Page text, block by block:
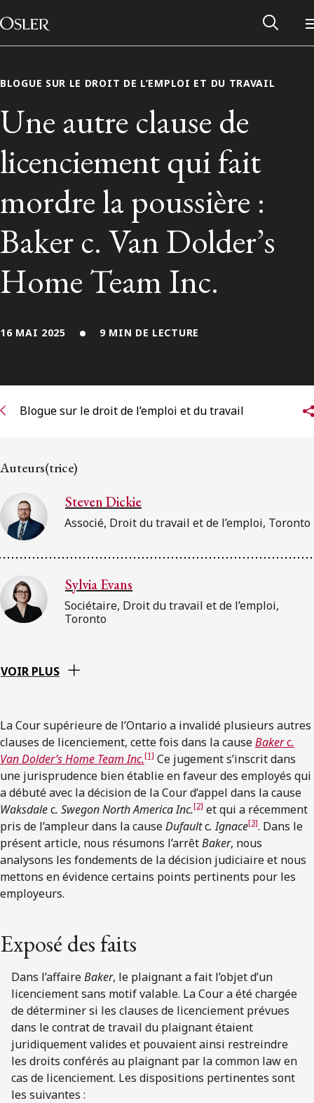
Passer au contenu
Main Navigation
Contactez-nous
S’abonner
BLOGUE SUR LE DROIT DE L’EMPLOI ET DU TRAVAIL
Une autre clause de
licenciement qui fait
mordre la poussière :
Baker c. Van Dolder’s
Home Team Inc.
16 MAI 2025 9 MIN DE LECTURE
Blogue sur le droit de l’emploi et du travail
Auteurs(trice)
Steven Dickie
Associé, Droit du travail et de l’emploi, Toronto
Sylvia Evans
Sociétaire, Droit du travail et de l’emploi,
Toronto
VOIR PLUS
La Cour supérieure de l’Ontario a invalidé plusieurs autres
clauses de licenciement, cette fois dans la causeBakerc.
Van Dolder’s Home Team Inc.[1] Ce jugement s’inscrit dans
une jurisprudence bien établie en faveur des employés qui
a débuté avec la décision de la Cour d’appel dans la cause
Waksdalec. Swegon North America Inc.[2] et qui a récemment
pris de l’ampleur dans la causeDufaultc. Ignace[3]. Dans le
présent article, nous résumons l’arrêtBaker, nous
analysons les fondements de la décision judiciaire et nous
mettons en évidence certains points pertinents pour les
employeurs.
Exposé des faits
Dans l’affaireBaker, le plaignant a fait l’objet d’un
licenciement sans motif valable. La Cour a été chargée
de déterminer si les clauses de licenciement prévues
dans le contrat de travail du plaignant étaient
juridiquement valides et pouvaient ainsi restreindre
les droits conférés au plaignant par la common law en
cas de licenciement. Les dispositions pertinentes sont
les suivantes :